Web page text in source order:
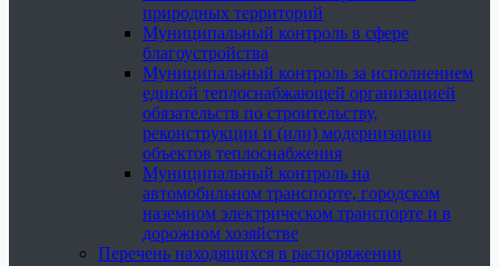
природных территорий
Муниципальный контроль в сфере
благоустройства
Муниципальный контроль за исполнением
единой теплоснабжающей организацией
обязательств по строительству,
реконструкции и (или) модернизации
объектов теплоснабжения
Муниципальный контроль на
автомобильном транспорте, городском
наземном электрическом транспорте и в
дорожном хозяйстве
Перечень находящихся в распоряжении